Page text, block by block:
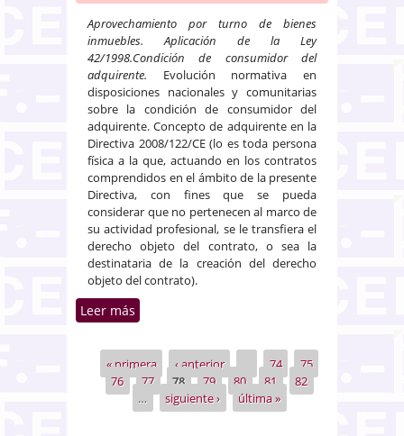
Aprovechamiento por turno de bienes
inmuebles. Aplicación de la Ley
42/1998.Condición de consumidor del
adquirente.
Evolución normativa en
disposiciones nacionales y comunitarias
sobre la condición de consumidor del
adquirente. Concepto de adquirente en la
Directiva 2008/122/CE (lo es toda persona
física a la que, actuando en los contratos
comprendidos en el ámbito de la presente
Directiva, con fines que se pueda
considerar que no pertenecen al marco de
su actividad profesional, se le transfiera el
derecho objeto del contrato, o sea la
destinataria de la creación del derecho
objeto del contrato).
Leer más
de bienes de uso turístico, que
protege a los consumidores, al
ser los demandantes
profesionales del sector
Páginas
« primera ‹ anterior 74
75
76
77 78 79 80 81
82
…
siguiente › última »